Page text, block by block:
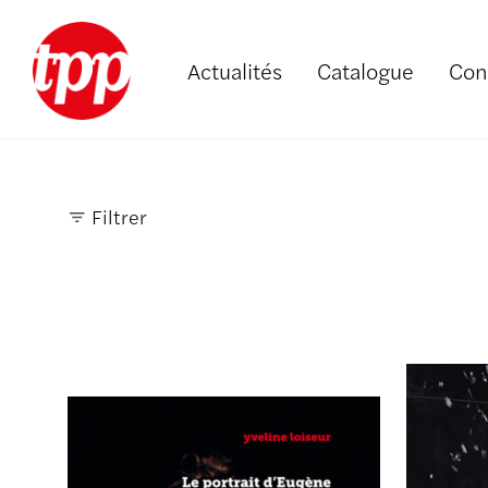
Actualités Catalogue
Filtrer